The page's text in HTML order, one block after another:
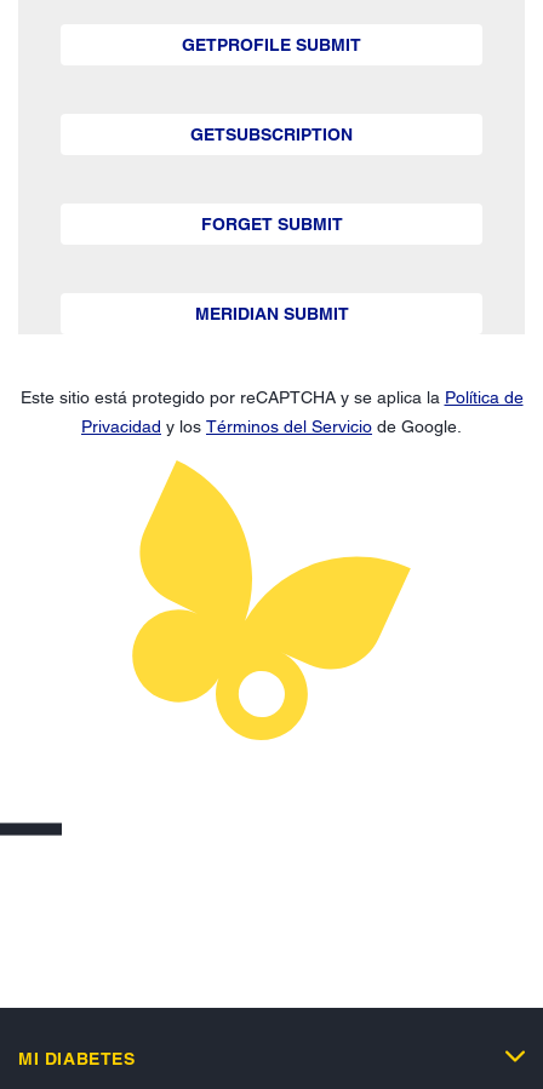
GETPROFILE SUBMIT
GETSUBSCRIPTION
FORGET SUBMIT
MERIDIAN SUBMIT
Este sitio está protegido por reCAPTCHA y se aplica la Política de
Privacidad y los Términos del Servicio de Google.
MI DIABETES